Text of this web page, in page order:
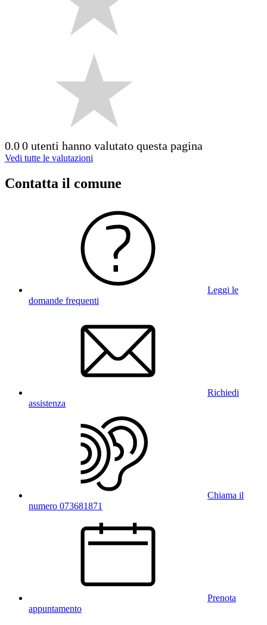
0.00 utenti hanno valutato questa pagina
Vedi tutte le valutazioni
Contatta il comune
Leggi le
domande frequenti
Richiedi
assistenza
Chiama il
numero 073681871
Prenota
appuntamento